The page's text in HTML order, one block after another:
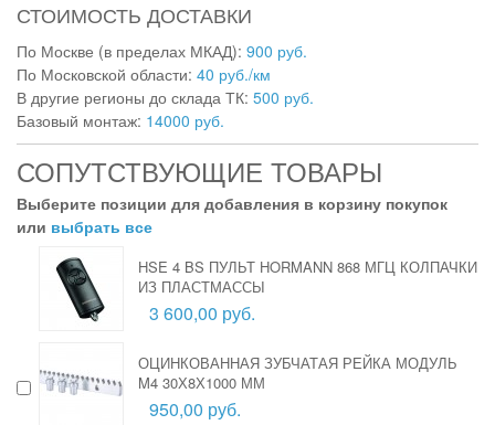
СТОИМОСТЬ ДОСТАВКИ
По Москве (в пределах МКАД): 900 руб.
По Московской области: 40 руб./км
В другие регионы до склада ТК: 500 руб.
Базовый монтаж: 14000 руб.
СОПУТСТВУЮЩИЕ ТОВАРЫ
Выберите позиции для добавления в корзину покупок
или выбрать все
HSE 4 BS ПУЛЬТ HORMANN 868 МГЦ КОЛПАЧКИ
ИЗ ПЛАСТМАССЫ
3 600,00 руб.
ОЦИНКОВАННАЯ ЗУБЧАТАЯ РЕЙКА МОДУЛЬ
M4 30Х8Х1000 ММ
950,00 руб.